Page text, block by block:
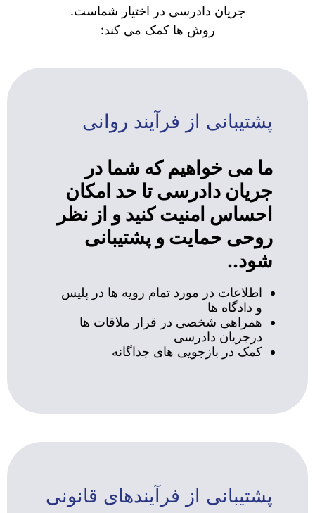
جریان دادرسی در اختیار شماست.
روش ها کمک می کند:
پشتیبانی از فرآیند روانی
ما می خواهیم که شما در
جریان دادرسی تا حد امکان
احساس امنیت کنید و از نظر
روحی حمایت و پشتیبانی
شود..
اطلاعات در مورد تمام رویه ها در پلیس
و دادگاه ها
همراهی شخصی در قرار ملاقات ها
درجریان دادرسی
کمک در بازجویی های جداگانه
پشتیبانی از فرآیندهای قانونی